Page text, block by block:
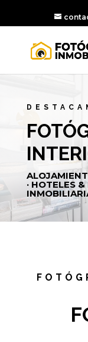
· HOTELES